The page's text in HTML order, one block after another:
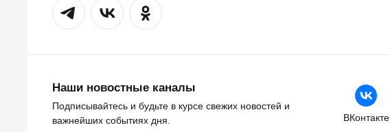
Наши новостные каналы
Подписывайтесь и будьте в курсе свежих новостей и
важнейших событиях дня.
ВКонтакте